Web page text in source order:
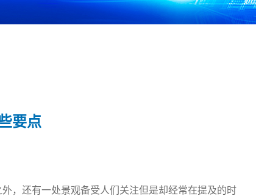
要点
，还有一处景观备受人们关注但是却经常在提及的时